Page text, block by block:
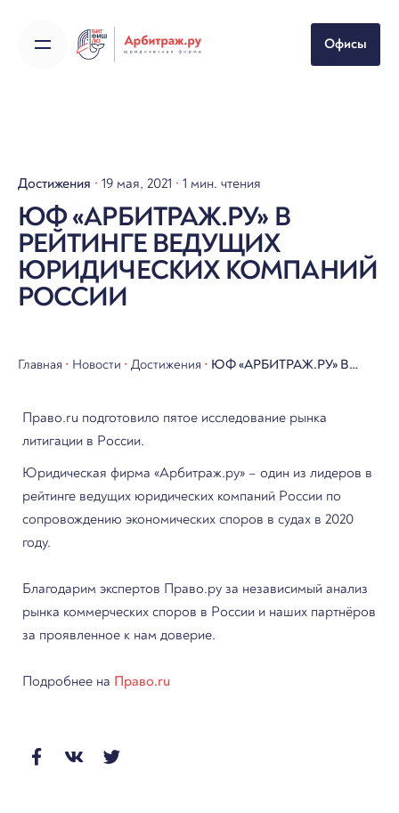
Офисы
Достижения 19 мая, 2021 1 мин. чтения
ЮФ «АРБИТРАЖ.РУ» В
РЕЙТИНГЕ ВЕДУЩИХ
ЮРИДИЧЕСКИХ КОМПАНИЙ
РОССИИ
Главная • Новости • Достижения • ЮФ «АРБИТРАЖ.РУ» В
ЮРИДИЧЕСКИХ
Право.ru подготовило пятое исследование рынка
литигации в России.
Юридическая фирма «Арбитраж.ру» – один из лидеров в
рейтинге ведущих юридических компаний России по
сопровождению экономических споров в судах в 2020
году.
Благодарим экспертов Право.ру за независимый анализ
рынка коммерческих споров в России и наших партнёров
за проявленное к нам доверие.
Подробнее на Право.ru